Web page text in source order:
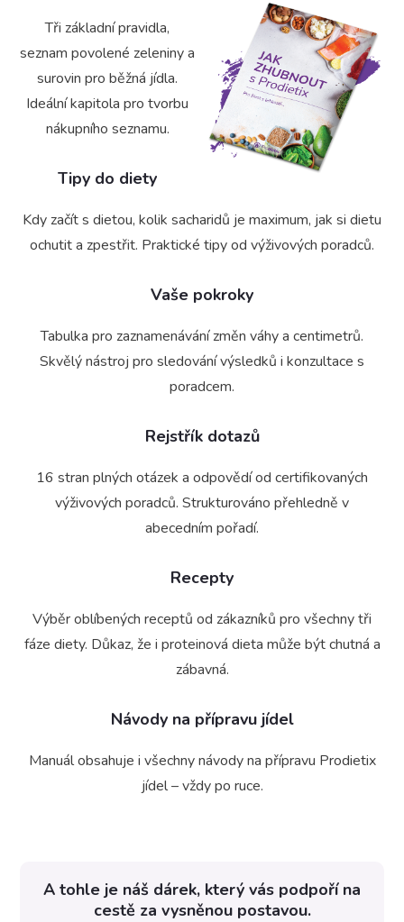
Tři základní pravidla,
seznam povolené zeleniny a
surovin pro běžná jídla.
Ideální kapitola pro tvorbu
nákupního seznamu.
Tipy do diety
Kdy začít s dietou, kolik sacharidů je maximum, jak si dietu
ochutit a zpestřit. Praktické tipy od výživových poradců.
Vaše pokroky
Tabulka pro zaznamenávání změn váhy a centimetrů.
Skvělý nástroj pro sledování výsledků i konzultace s
poradcem.
Rejstřík dotazů
16 stran plných otázek a odpovědí od certifikovaných
výživových poradců. Strukturováno přehledně v
abecedním pořadí.
Recepty
Výběr oblíbených receptů od zákazníků pro všechny tři
fáze diety. Důkaz, že i proteinová dieta může být chutná a
zábavná.
Návody na přípravu jídel
Manuál obsahuje i všechny návody na přípravu Prodietix
jídel – vždy po ruce.
A tohle je náš dárek, který vás podpoří na
cestě za vysněnou postavou.